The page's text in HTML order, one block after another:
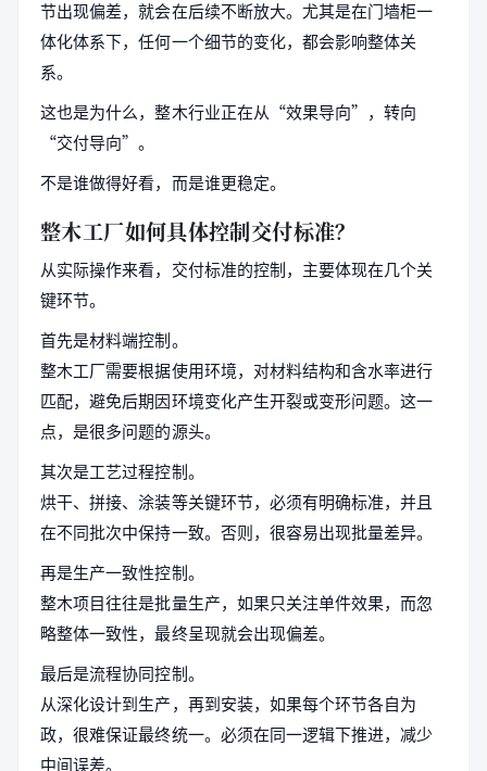
节出现偏差，就会在后续不断放大。尤其是在门墙柜一
体化体系下，任何一个细节的变化，都会影响整体关
系。
这也是为什么，整木行业正在从“效果导向”，转向
“交付导向”。
不是谁做得好看，而是谁更稳定。
整木工厂如何具体控制交付标准？
从实际操作来看，交付标准的控制，主要体现在几个关
键环节。
首先是材料端控制。
整木工厂需要根据使用环境，对材料结构和含水率进行
匹配，避免后期因环境变化产生开裂或变形问题。这一
点，是很多问题的源头。
其次是工艺过程控制。
烘干、拼接、涂装等关键环节，必须有明确标准，并且
在不同批次中保持一致。否则，很容易出现批量差异。
再是生产一致性控制。
整木项目往往是批量生产，如果只关注单件效果，而忽
略整体一致性，最终呈现就会出现偏差。
最后是流程协同控制。
从深化设计到生产，再到安装，如果每个环节各自为
政，很难保证最终统一。必须在同一逻辑下推进，减少
中间误差。